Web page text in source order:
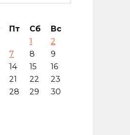
Пт Сб
Вс
1
2
7 8
9
14 15
16
21 22
23
28 29
30